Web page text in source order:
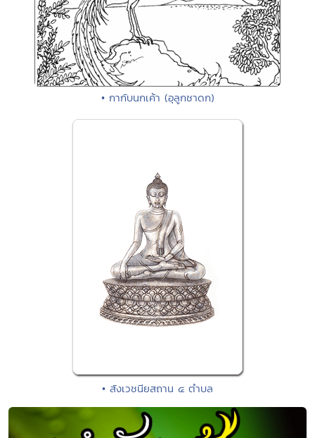
• กากับนกเค้า (อุลูกชาดก)
• สังเวชนียสถาน ๔ ตำบล